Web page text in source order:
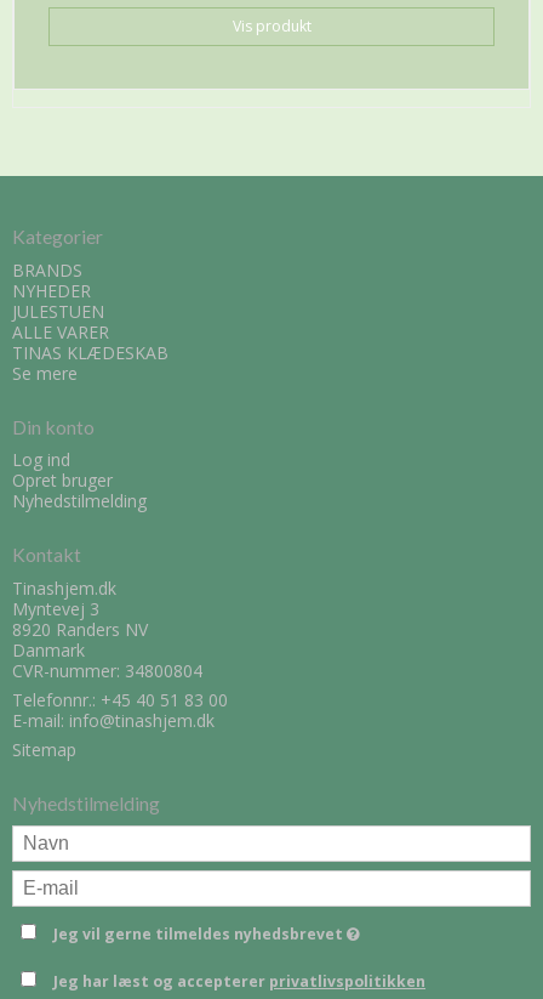
Vis produkt
Kategorier
BRANDS
NYHEDER
JULESTUEN
ALLE VARER
TINAS KLÆDESKAB
Se mere
Din konto
Log ind
Opret bruger
Nyhedstilmelding
Kontakt
Tinashjem.dk
Myntevej 3
8920 Randers NV
Danmark
CVR-nummer: 34800804
Telefonnr.: +45 40 51 83 00
E-mail: info@tinashjem.dk
Sitemap
Nyhedstilmelding
Jeg vil gerne tilmeldes nyhedsbrevet
Jeg har læst og accepterer privatlivspolitikken